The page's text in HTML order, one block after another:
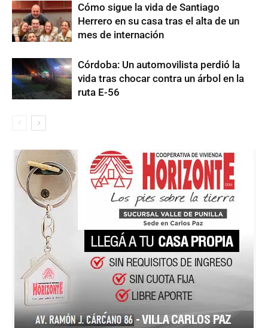
Cómo sigue la vida de Santiago
Herrero en su casa tras el alta de un
mes de internación
Córdoba: Un automovilista perdió la
vida tras chocar contra un árbol en la
ruta E-56